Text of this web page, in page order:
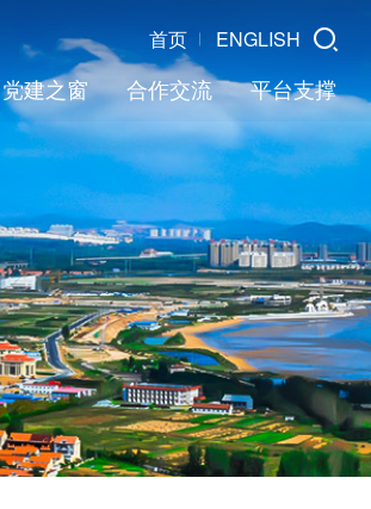
首页 ENGLISH
党建之窗 合作交流 平台支撑